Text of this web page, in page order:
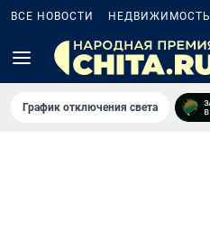
ВСЕ НОВОСТИ НЕДВИЖИМОСТЬ
График отключения света